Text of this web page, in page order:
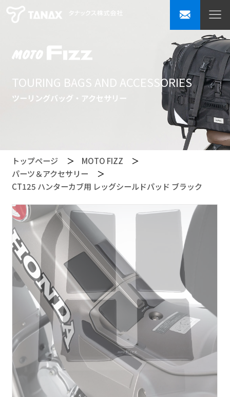
TOURING BAGS AND ACCESSORIES
ツーリングバッグ・アクセサリー
トップページ
MOTO FIZZ
パーツ＆アクセサリー
CT125 ハンターカブ用 レッグシールドパッド ブラック